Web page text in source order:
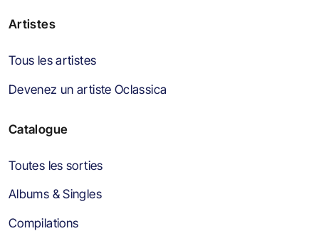
Artistes
Tous les artistes
Devenez un artiste Oclassica
Catalogue
Toutes les sorties
Albums & Singles
Compilations